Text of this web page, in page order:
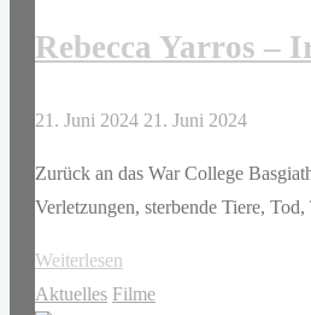
Rebecca Yarros –
21. Juni 2024 21. Juni 2024
Zurück an das War College
Verletzungen, sterbende Tiere,
Weiterlesen
Yarros
Aktuelles Filme